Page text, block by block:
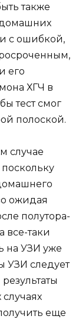
также
домашних
с ошибкой,
его
ХГЧ в
тест смог
полоской.
случае
ожидая
полутора-
все-таки
на УЗИ уже
УЗИ следует
еще